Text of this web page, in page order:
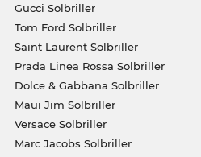
Gucci Solbriller
Tom Ford Solbriller
Saint Laurent Solbriller
Prada Linea Rossa Solbriller
Dolce & Gabbana Solbriller
Maui Jim Solbriller
Versace Solbriller
Marc Jacobs Solbriller